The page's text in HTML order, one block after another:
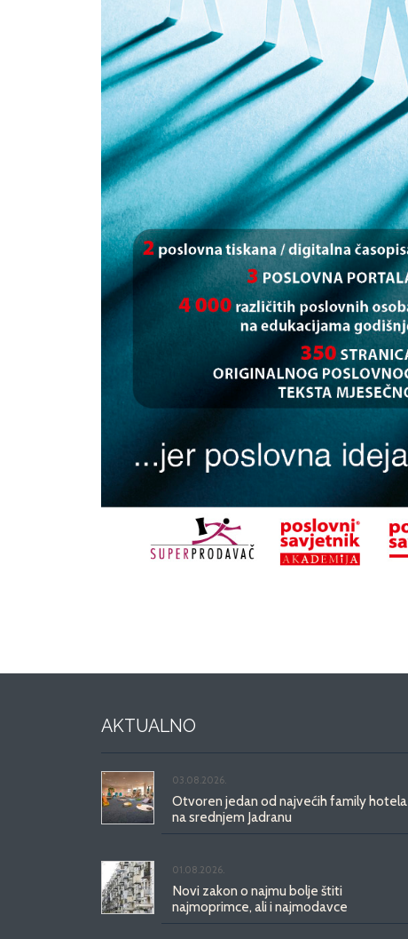
AKTUALNO
03.08.2026.
Otvoren jedan od najvećih family hotela
na srednjem Jadranu
01.08.2026.
Novi zakon o najmu bolje štiti
najmoprimce, ali i najmodavce